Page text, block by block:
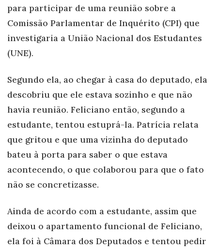
para participar de uma reunião sobre a
Comissão Parlamentar de Inquérito (CPI) que
investigaria a União Nacional dos Estudantes
(UNE).
Segundo ela, ao chegar à casa do deputado, ela
descobriu que ele estava sozinho e que não
havia reunião. Feliciano então, segundo a
estudante, tentou estuprá-la. Patrícia relata
que gritou e que uma vizinha do deputado
bateu à porta para saber o que estava
acontecendo, o que colaborou para que o fato
não se concretizasse.
Ainda de acordo com a estudante, assim que
deixou o apartamento funcional de Feliciano,
ela foi à Câmara dos Deputados e tentou pedir